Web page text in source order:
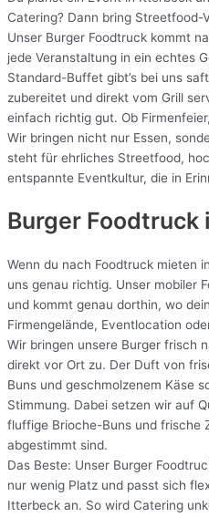
Catering? Dann bring Streetfood-
Unser Burger Foodtruck kommt
jede Veranstaltung in ein echtes
Standard-Buffet gibt’s bei uns
zubereitet und direkt vom Grill
einfach richtig gut. Ob
Wir bringen nicht nur Essen,
steht für ehrliches Streetfood,
entspannte Eventkultur, die in
Burger
Wenn du nach Foodtruck mieten
uns genau richtig. Unser mobiler
und kommt genau dorthin, wo
Firmengelände, Eventlocation
Wir bringen unsere Burger frisch
direkt vor Ort zu. Der Duft von
Buns und geschmolzenem Käse
Stimmung. Dabei setzen wir auf
fluffige Brioche-Buns und frische
abgestimmt sind.
Das Beste: Unser Burger
nur wenig Platz und passt sich
Itterbeck an. So wird Catering